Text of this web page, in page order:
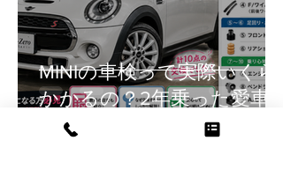
MINIの車検って実際いくら
かかるの？2年乗った愛車
のリアルな交換部品をご紹